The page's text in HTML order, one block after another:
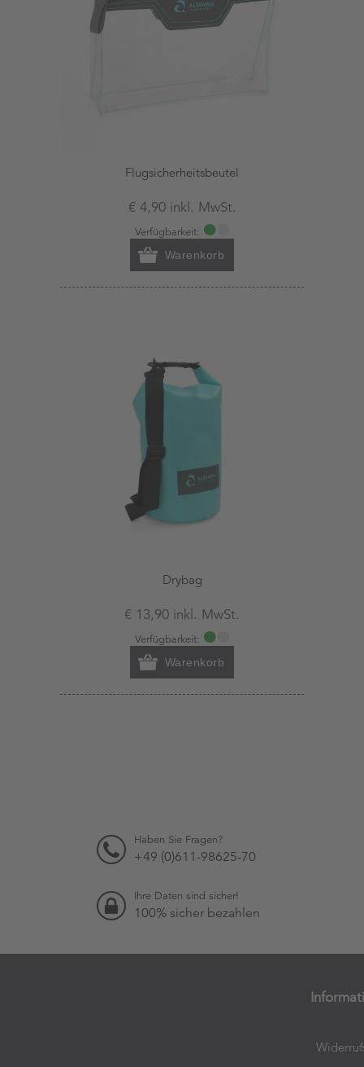
Flugsicherheitsbeutel
€ 4,90 inkl. MwSt.
Verfügbarkeit:
Warenkorb
Drybag
€ 13,90 inkl. MwSt.
Verfügbarkeit:
Warenkorb
Haben Sie Fragen?
+49 (0)611-98625-70
Ihre Daten sind sicher!
100% sicher bezahlen